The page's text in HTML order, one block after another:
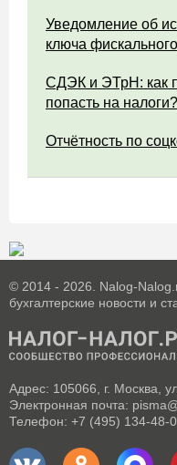
Уведомление об
ключа фискального
СДЭК и ЭТрН: как
попасть на налоги?
Отчётность по
© 2014 - 2026. Nalog-
бухгалтерские новости и
Адрес: 105066, г. Москва,
Электронная почта:
Телефон: +7 (495) 134-48-